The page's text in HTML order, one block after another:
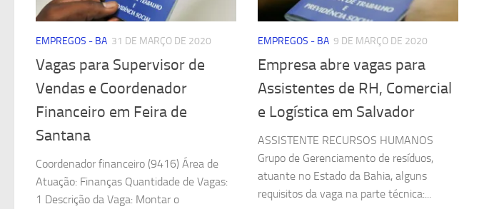
EMPREGOS - BA 31 DE MARÇO DE 2020
Vagas para Supervisor de
Vendas e Coordenador
Financeiro em Feira de
Santana
Coordenador financeiro (9416) Área de
Atuação: Finanças Quantidade de Vagas:
1 Descrição da Vaga: Montar o
EMPREGOS - BA 9 DE MARÇO DE 2020
Empresa abre vagas para
Assistentes de RH, Comercial
e Logística em Salvador
ASSISTENTE RECURSOS HUMANOS
Grupo de Gerenciamento de resíduos,
atuante no Estado da Bahia, alguns
requisitos da vaga na parte técnica:...